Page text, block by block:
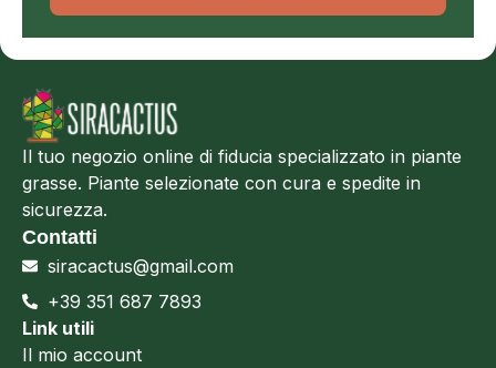
Il tuo negozio online di fiducia specializzato in piante
grasse. Piante selezionate con cura e spedite in
sicurezza.
Contatti
siracactus@gmail.com
+39 351 687 7893
Link utili
Il mio account